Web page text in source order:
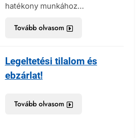
hatékony munkához…
Tovább olvasom
Legeltetési tilalom és
ebzárlat!
Tovább olvasom